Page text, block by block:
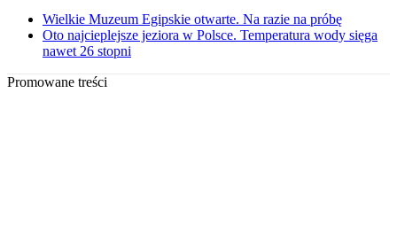
Wielkie Muzeum Egipskie otwarte. Na razie na próbę
Oto najcieplejsze jeziora w Polsce. Temperatura wody sięga
nawet 26 stopni
Promowane treści